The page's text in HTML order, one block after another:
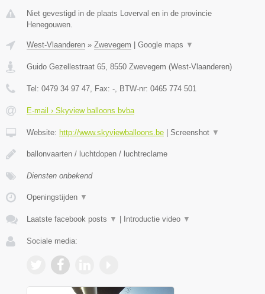
Niet gevestigd in de plaats Loverval en in de provincie
Henegouwen.
West-Vlaanderen » Zwevegem Google maps ▼
Guido Gezellestraat 65, 8550 Zwevegem (West-Vlaanderen)
Tel: 0479 34 97 47, Fax: -, BTW-nr: 0465 774 501
E-mail › Skyview balloons bvba
Website: http://www.skyviewballoons.be Screenshot ▼
ballonvaarten / luchtdopen / luchtreclame
Diensten onbekend
Openingstijden ▼
Laatste facebook posts ▼ Introductie video ▼
Sociale media: